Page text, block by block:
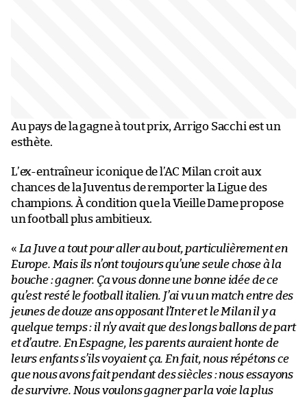
Au pays de la gagne à tout prix, Arrigo Sacchi est un
esthète.
L’ex-entraîneur iconique de l’AC Milan croit aux
chances de la Juventus de remporter la Ligue des
champions. À condition que la Vieille Dame propose
un football plus ambitieux.
« La Juve a tout pour aller au bout, particulièrement en
Europe. Mais ils n’ont toujours qu’une seule chose à la
bouche : gagner. Ça vous donne une bonne idée de ce
qu’est resté le football italien. J’ai vu un match entre des
jeunes de douze ans opposant l’Inter et le Milan il y a
quelque temps : il n’y avait que des longs ballons de part
et d’autre. En Espagne, les parents auraient honte de
leurs enfants s’ils voyaient ça. En fait, nous répétons ce
que nous avons fait pendant des siècles : nous essayons
de survivre. Nous voulons gagner par la voie la plus